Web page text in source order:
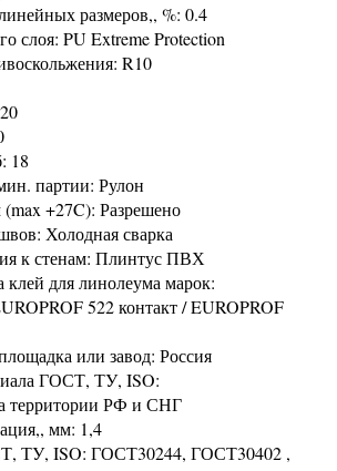
размеров,, %: 0.4
слоя: PU Extreme Protection
R10
18
партии: Рулон
+27C): Разрешено
Холодная сварка
к стенам: Плинтус ПВХ
для линолеума марок:
522 контакт / EUROPROF
или завод: Россия
ГОСТ, ТУ, ISO:
территории РФ и СНГ
мм: 1,4
ТУ, ISO: ГОСТ30244, ГОСТ30402 ,